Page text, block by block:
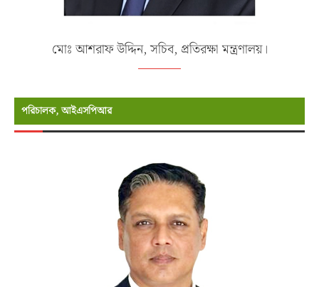
মোঃ আশরাফ উদ্দিন, সচিব, প্রতিরক্ষা মন্ত্রণালয়।
পরিচালক, আইএসপিআর